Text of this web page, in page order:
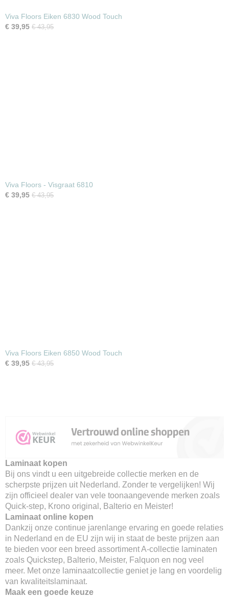
Viva Floors Eiken 6830 Wood Touch
€ 39,95 € 43,95
Viva Floors - Visgraat 6810
€ 39,95 € 43,95
Viva Floors Eiken 6850 Wood Touch
€ 39,95 € 43,95
Laminaat kopen
Bij ons vindt u een uitgebreide collectie merken en de
scherpste prijzen uit Nederland. Zonder te vergelijken! Wij
zijn officieel dealer van vele toonaangevende merken zoals
Quick-step, Krono original, Balterio en Meister!
Laminaat online kopen
Dankzij onze continue jarenlange ervaring en goede relaties
in Nederland en de EU zijn wij in staat de beste prijzen aan
te bieden voor een breed assortiment A-collectie laminaten
zoals Quickstep, Balterio, Meister, Falquon en nog veel
meer. Met onze laminaatcollectie geniet je lang en voordelig
van kwaliteitslaminaat.
Maak een goede keuze